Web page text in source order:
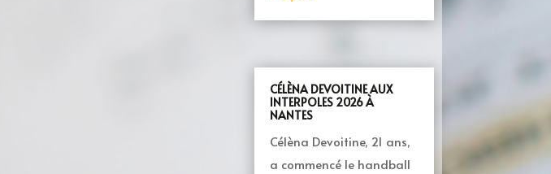
CÉLÈNA DEVOITINE AUX
INTERPOLES 2026 À
NANTES
Célèna Devoitine, 21 ans,
a commencé le handball